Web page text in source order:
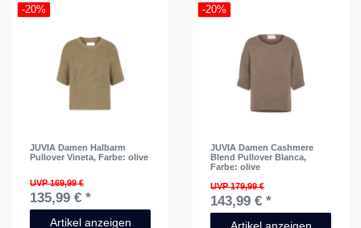
-20%
JUVIA Damen Halbarm
Pullover Vineta, Farbe: olive
UVP 169,99 €
135,99 € *
Artikel anzeigen
-20%
JUVIA Damen Cashmere
Blend Pullover Blanca,
Farbe: olive
UVP 179,99 €
143,99 € *
Artikel anzeigen